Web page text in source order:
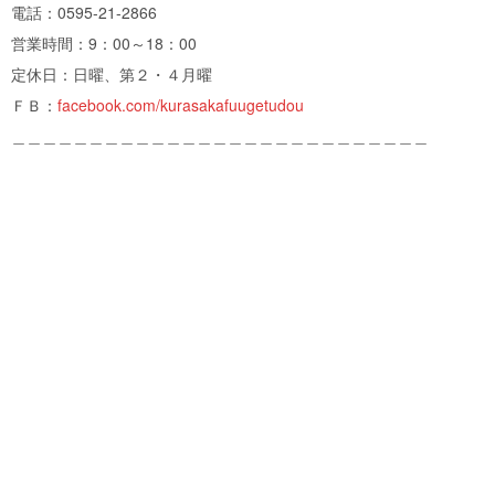
電話：0595-21-2866
営業時間：9：00～18：00
定休日：日曜、第２・４月曜
ＦＢ： facebook.com/kurasakafuugetudou